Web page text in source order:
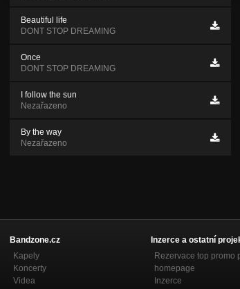
Beautiful life
DONT STOP DREAMING
Once
DONT STOP DREAMING
I follow the sun
Nezařazeno
By the way
Nezařazeno
Bandzone.cz
Kapely
Koncerty
Videa
Inzerce a ostatní
Rezervace top promo
homepage
Inzerce